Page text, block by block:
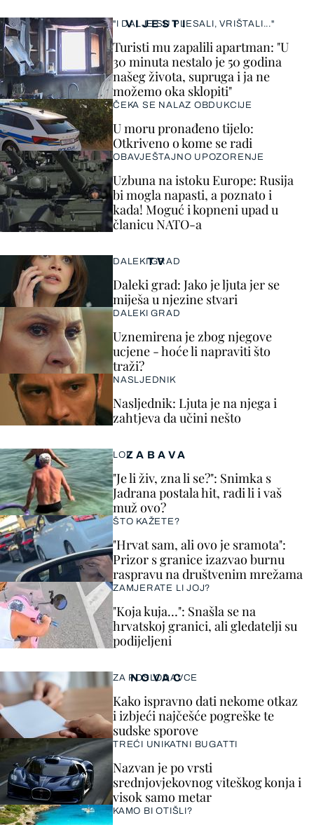
VIJESTI
"I DALJE SU PLESALI, VRIŠTALI..."
Turisti mu zapalili apartman: "U
30 minuta nestalo je 50 godina
našeg života, supruga i ja ne
možemo oka sklopiti"
ČEKA SE NALAZ OBDUKCIJE
U moru pronađeno tijelo:
Otkriveno o kome se radi
OBAVJEŠTAJNO UPOZORENJE
Uzbuna na istoku Europe: Rusija
bi mogla napasti, a poznato i
kada! Moguć i kopneni upad u
članicu NATO-a
ZABAVA
LOL
"Je li živ, zna li se?": Snimka s
Jadrana postala hit, radi li i vaš
muž ovo?
ŠTO KAŽETE?
"Hrvat sam, ali ovo je sramota":
Prizor s granice izazvao burnu
raspravu na društvenim mrežama
ZAMJERATE LI JOJ?
"Koja kuja…": Snašla se na
hrvatskoj granici, ali gledatelji su
podijeljeni
TV
DALEKI GRAD
Daleki grad: Jako je ljuta jer se
miješa u njezine stvari
DALEKI GRAD
Uznemirena je zbog njegove
ucjene - hoće li napraviti što
traži?
NASLJEDNIK
Nasljednik: Ljuta je na njega i
zahtjeva da učini nešto
NOVAC
ZA POSLODAVCE
Kako ispravno dati nekome otkaz
i izbjeći najčešće pogreške te
sudske sporove
TREĆI UNIKATNI BUGATTI
Nazvan je po vrsti
srednjovjekovnog viteškog konja i
visok samo metar
KAMO BI OTIŠLI?